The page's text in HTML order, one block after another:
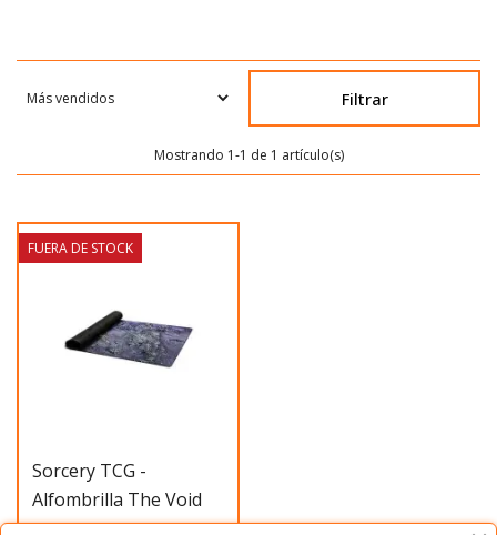
Filtrar
Mostrando 1-1 de 1 artículo(s)
Sorcery TCG -
Alfombrilla The Void
FUERA DE STOCK